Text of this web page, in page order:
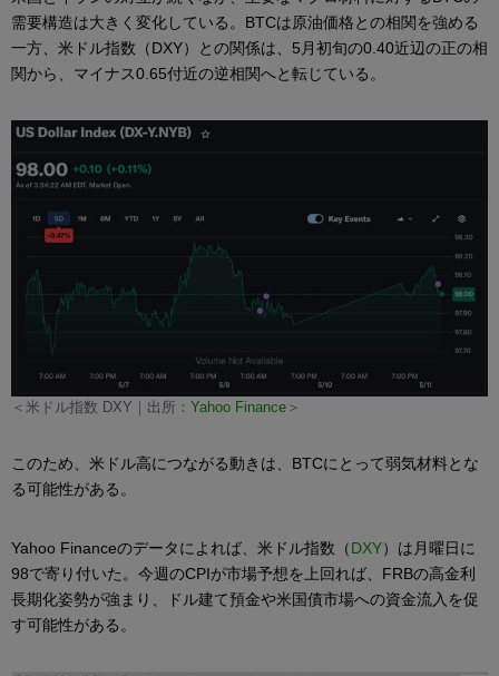
需要構造は大きく変化している。BTCは原油価格との相関を強める
一方、米ドル指数（DXY）との関係は、5月初旬の0.40近辺の正の相
関から、マイナス0.65付近の逆相関へと転じている。
＜米ドル指数 DXY｜出所： Yahoo Finance ＞
このため、米ドル高につながる動きは、BTCにとって弱気材料とな
る可能性がある。
Yahoo Financeのデータによれば、米ドル指数（DXY）は月曜日に
98で寄り付いた。今週のCPIが市場予想を上回れば、FRBの高金利
長期化姿勢が強まり、ドル建て預金や米国債市場への資金流入を促
す可能性がある。